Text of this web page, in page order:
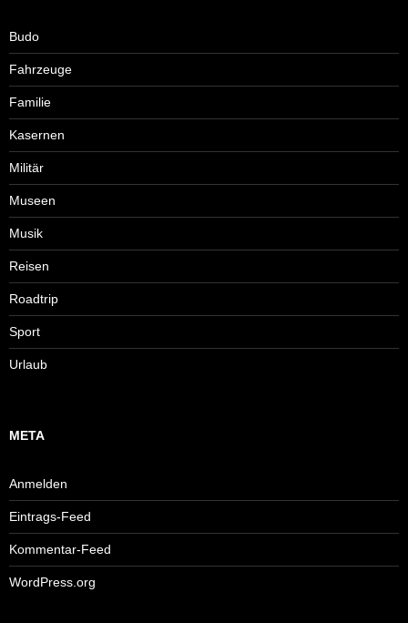
Budo
Fahrzeuge
Familie
Kasernen
Militär
Museen
Musik
Reisen
Roadtrip
Sport
Urlaub
META
Anmelden
Eintrags-Feed
Kommentar-Feed
WordPress.org